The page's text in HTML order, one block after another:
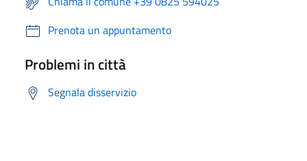
Prenota un appuntamento
Problemi in città
Segnala disservizio